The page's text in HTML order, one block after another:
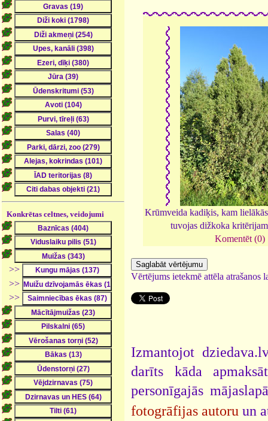
Konkrētas celtnes, veidojumi
>>
>>
>>
Krūmveida kadiķis, kam
tuvojas dižkoka
Komentēt (0)
Vērtējums ietekmē attēla atrašanos
Izmantojot
darīts kāda
personīgajās
fotogrāfijas autoru un